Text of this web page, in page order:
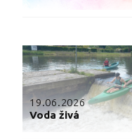
19.06.2026
Voda živá